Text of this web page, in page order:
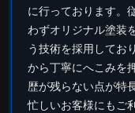
に行っております。
わずオリジナル塗装
う技術を採用してお
から丁寧にへこみを
歴が残らない点が特
忙しいお客様にもご